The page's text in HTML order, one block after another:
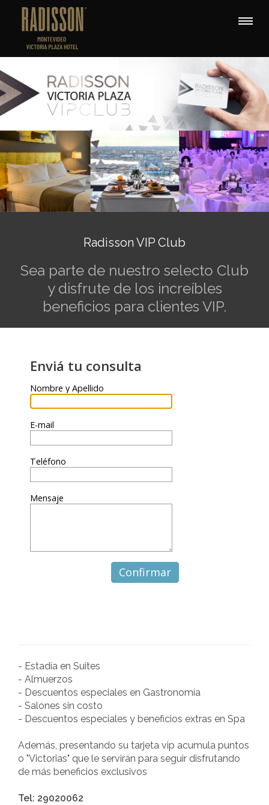
Radisson VIP Club
Sea parte de nuestro selecto Club
y disfrute de los increíbles
beneficios para clientes VIP.
- Estadía en Suites
- Almuerzos
- Descuentos especiales en Gastronomía
- Salones sin costo
­- Descuentos especiales y beneficios extras en Spa
Además, presentando su tarjeta vip acumula puntos
o "Victorias" que le servirán para seguir disfrutando
de más beneficios exclusivos
Tel: 29020062